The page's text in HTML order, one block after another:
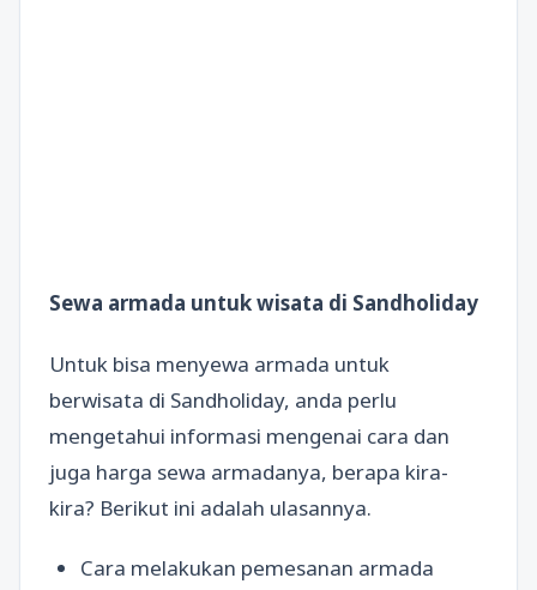
Sewa armada untuk wisata di Sandholiday
Untuk bisa menyewa armada untuk
berwisata di Sandholiday, anda perlu
mengetahui informasi mengenai cara dan
juga harga sewa armadanya, berapa kira-
kira? Berikut ini adalah ulasannya.
Cara melakukan pemesanan armada